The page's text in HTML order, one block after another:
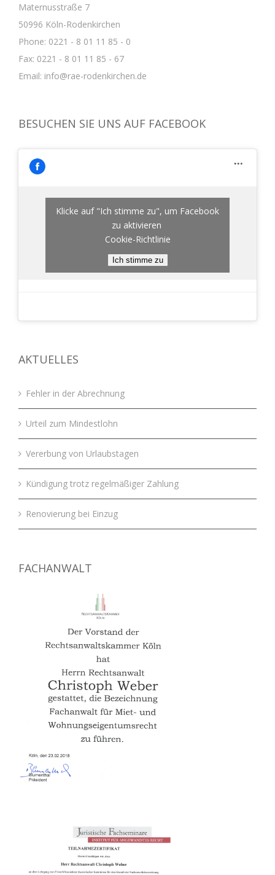
Maternusstraße 7
50996 Köln-Rodenkirchen
Phone: 0221 - 8 01 11 85 - 0
Fax: 0221 - 8 01 11 85 - 67
Email: info@rae-rodenkirchen.de
BESUCHEN SIE UNS AUF FACEBOOK
Klicke auf "Ich stimme zu", um Facebook
zu aktivieren
Cookie-Richtlinie
Ich stimme zu
AKTUELLES
Fehler in der Abrechnung
Urteil zum Mindestlohn
Vererbung von Urlaubstagen
Kündigung trotz regelmäßiger Zahlung
Renovierung bei Einzug
FACHANWALT